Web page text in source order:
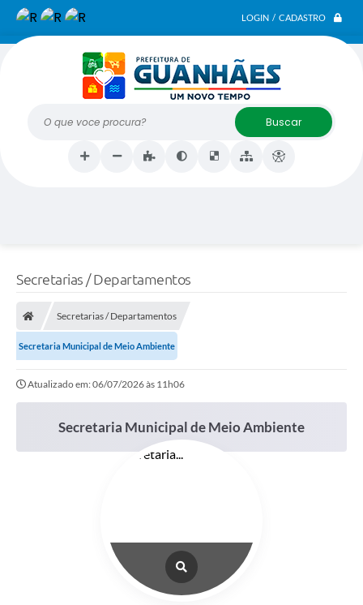
LOGIN / CADASTRO
O que voce procura?
Secretarias / Departamentos
Secretarias / Departamentos
Secretaria Municipal de Meio Ambiente
Atualizado em: 06/07/2026 às 11h06
Secretaria Municipal de Meio Ambiente